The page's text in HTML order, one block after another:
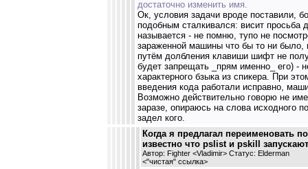
достаточно изменить имя.
Ок, условия задачи вроде поставили,
подобным сталкивался: висит просьба
называется - не помню, тупо не
зараженной машины что бы то ни было,
путём долбления клавиши шифт не
будет запрещать _прям именно_ его) -
характерного бзыка из спикера. При
введения кода работали исправно,
Возможно действительно говорю не
заразе, опираюсь на слова исходного
задел кого.
Когда я предлагал переименовать
известно что pslist и pskill
Автор: Fighter <Vladimir> Статус: Elderman
<"чистая" ссылка>